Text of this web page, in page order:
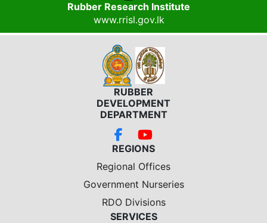
Rubber Research Institute
www.rrisl.gov.lk
RUBBER
DEVELOPMENT
DEPARTMENT
REGIONS
Regional Offices
Government Nurseries
RDO Divisions
SERVICES